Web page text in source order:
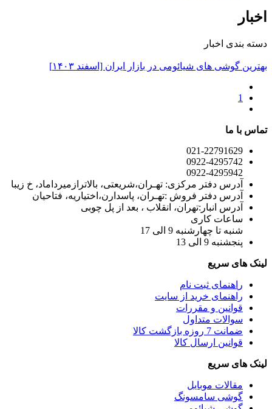
اخبار
دسته بندی اخبار
بهترین گوشی های شیائومی در بازار ایران [اسفند ۱۴۰۳]
1
تماس با ما
021-22791629
0922-4295742
0922-4295942
آدرس دفتر مرکزی: تهـران،شریعتی، بالاترازمیرداماد، خ زیبا
آدرس دفتر فروش :تهـران، پاسدارن،اختیاریه، فتاحیان
آدرس انبار:تهران، انقلاب ، بعد از پل چوبی
ساعات کاری
شنبه تا چهارشنبه 9 الی 17
پنجشنبه 9 الی 13
لینک های سریع
ر اهنمای ثبت نام
راهنمای خرید از سایت
قوانین و مقررات
سوالات متداول
ضمانت 7 روزه بازگشت کالا
قوانین ارسال کالا
لینک های سریع
مقالات موبایل
گوشی سامسونگ